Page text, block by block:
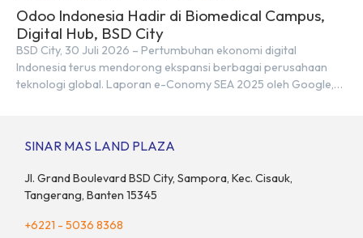
Odoo Indonesia Hadir di Biomedical Campus,
Digital Hub, BSD City
BSD City, 30 Juli 2026 – Pertumbuhan ekonomi digital
Indonesia terus mendorong ekspansi berbagai perusahaan
teknologi global. Laporan e-Conomy SEA 2025 oleh Google,
sebesar 14% dibandingkan dengan tahun sebelumnya. Kondisi
SINAR MAS LAND PLAZA
Jl. Grand Boulevard BSD City, Sampora, Kec. Cisauk,
Tangerang, Banten 15345
+6221 - 5036 8368